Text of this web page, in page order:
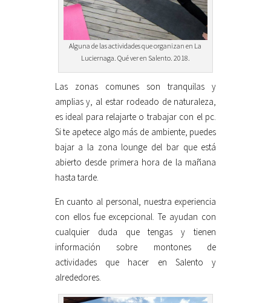
Alguna de las actividades que organizan en La
Luciernaga. Qué ver en Salento. 2018.
Las zonas comunes son tranquilas y
amplias y, al estar rodeado de naturaleza,
es ideal para relajarte o trabajar con el pc.
Si te apetece algo más de ambiente, puedes
bajar a la zona lounge del bar que está
abierto desde primera hora de la mañana
hasta tarde.
En cuanto al personal, nuestra experiencia
con ellos fue excepcional. Te ayudan con
cualquier duda que tengas y tienen
información sobre montones de
actividades que hacer en Salento y
alrededores.